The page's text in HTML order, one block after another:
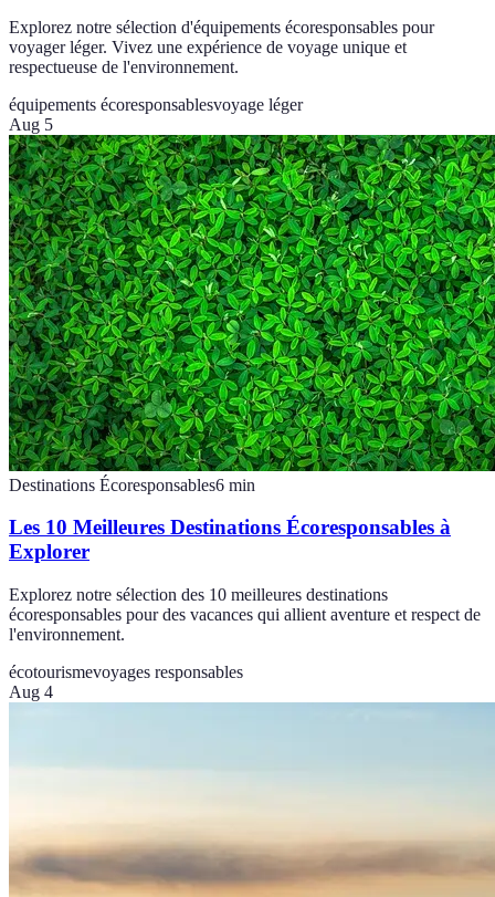
Explorez notre sélection d'équipements écoresponsables pour
voyager léger. Vivez une expérience de voyage unique et
respectueuse de l'environnement.
équipements écoresponsablesvoyage léger
Aug 5
Destinations Écoresponsables6 min
Les 10 Meilleures Destinations Écoresponsables à
Explorer
Explorez notre sélection des 10 meilleures destinations
écoresponsables pour des vacances qui allient aventure et respect de
l'environnement.
écotourismevoyages responsables
Aug 4